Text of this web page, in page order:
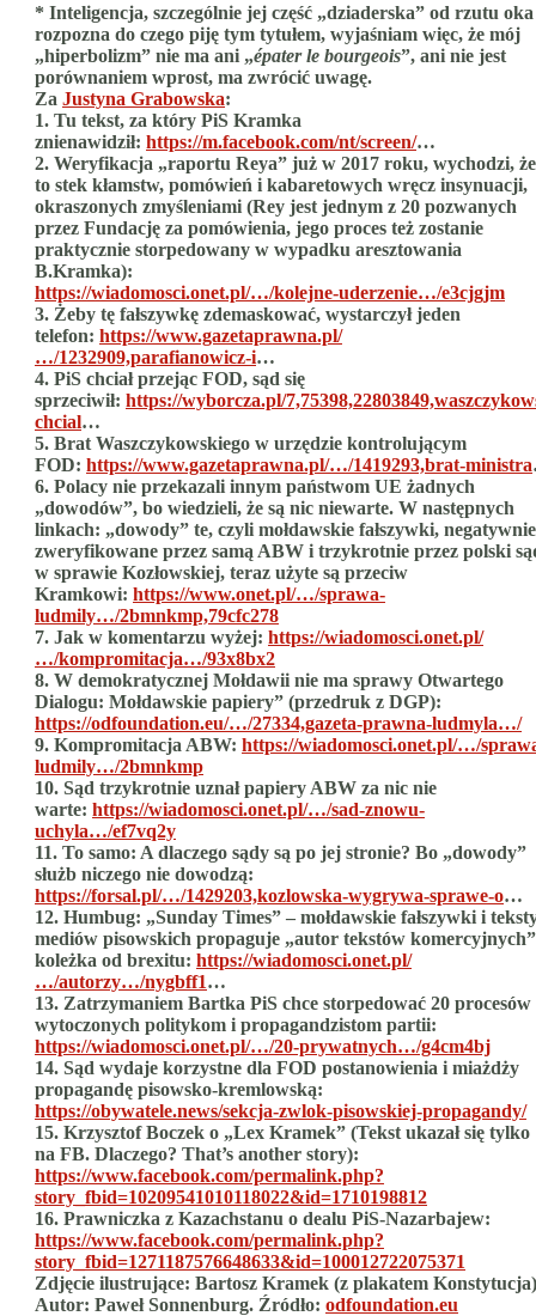
* Inteligencja, szczególnie jej część „dziaderska” od rzutu oka
rozpozna do czego piję tym tytułem, wyjaśniam więc, że mój
„hiperbolizm” nie ma ani „épater le bourgeois”, ani nie jest
porównaniem wprost, ma zwrócić uwagę.
Za Justyna Grabowska:
1. Tu tekst, za który PiS Kramka
znienawidził: https://m.facebook.com/nt/screen/…
2. Weryfikacja „raportu Reya” już w 2017 roku, wychodzi, że
to stek kłamstw, pomówień i kabaretowych wręcz insynuacji,
okraszonych zmyśleniami (Rey jest jednym z 20 pozwanych
przez Fundację za pomówienia, jego proces też zostanie
praktycznie storpedowany w wypadku aresztowania
B.Kramka):
https://wiadomosci.onet.pl/…/kolejne-uderzenie…/e3cjgjm
3. Żeby tę fałszywkę zdemaskować, wystarczył jeden
telefon: https://www.gazetaprawna.pl/
…/1232909,parafianowicz-i…
4. PiS chciał przejąc FOD, sąd się
sprzeciwił: https://wyborcza.pl/
chcial…
5. Brat Waszczykowskiego w urzędzie kontrolującym
FOD: https://www.gazetaprawna.pl/…/1419293,brat-ministra
6. Polacy nie przekazali innym państwom UE żadnych
„dowodów”, bo wiedzieli, że są nic niewarte. W następnych
linkach: „dowody” te, czyli mołdawskie fałszywki, negatywnie
zweryfikowane przez samą ABW i trzykrotnie przez polski
w sprawie Kozłowskiej, teraz użyte są przeciw
Kramkowi: https://www.onet.pl/…/sprawa-
ludmily…/2bmnkmp,79cfc278
7. Jak w komentarzu wyżej: https://wiadomosci.onet.pl/
…/kompromitacja…/93x8bx2
8. W demokratycznej Mołdawii nie ma sprawy Otwartego
Dialogu: Mołdawskie papiery” (przedruk z DGP):
https://odfoundation.eu/…/27334,gazeta-prawna-ludmyla…/
9. Kompromitacja ABW: https://wiadomosci.onet.pl/…/
ludmily…/2bmnkmp
10. Sąd trzykrotnie uznał papiery ABW za nic nie
warte: https://wiadomosci.onet.pl/…/sad-znowu-
uchyla…/ef7vq2y
11. To samo: A dlaczego sądy są po jej stronie? Bo „dowody”
służb niczego nie dowodzą:
https://forsal.pl/…/1429203,kozlowska-wygrywa-sprawe-o…
12. Humbug: „Sunday Times” – mołdawskie fałszywki i
mediów pisowskich propaguje „autor tekstów
koleżka od brexitu: https://wiadomosci.onet.pl/
…/autorzy…/nygbff1…
13. Zatrzymaniem Bartka PiS chce storpedować 20 procesów
wytoczonych politykom i propagandzistom partii:
https://wiadomosci.onet.pl/…/20-prywatnych…/g4cm4bj
14. Sąd wydaje korzystne dla FOD postanowienia i miażdży
propagandę pisowsko-kremlowską:
https://obywatele.news/sekcja-zwlok-pisowskiej-propagandy/
15. Krzysztof Boczek o „Lex Kramek” (Tekst ukazał się tylko
na FB. Dlaczego? That’s another story):
https://www.facebook.com/permalink.php?
story_fbid=10209541010118022&id=1710198812
16. Prawniczka z Kazachstanu o dealu PiS-Nazarbajew:
https://www.facebook.com/permalink.php?
story_fbid=1271187576648633&id=100012722075371
Zdjęcie ilustrujące: Bartosz Kramek (z plakatem
Autor: Paweł Sonnenburg. Źródło: odfoundation.eu